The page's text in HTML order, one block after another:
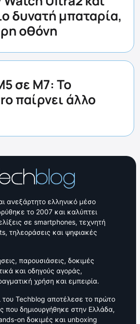
δυνατή μπαταρία,
οθόνη
σε M7: Το
παίρνει άλλο
ανεξάρτητο ελληνικό μέσο
το 2007 και καλύπτει
σε smartphones, τεχνητή
τηλεοράσεις και ψηφιακές
παρουσιάσεις, δοκιμές
και οδηγούς αγοράς,
χρήση και εμπειρία.
του Techblog αποτέλεσε το πρώτο
που δημιουργήθηκε στην Ελλάδα,
on δοκιμές και unboxing